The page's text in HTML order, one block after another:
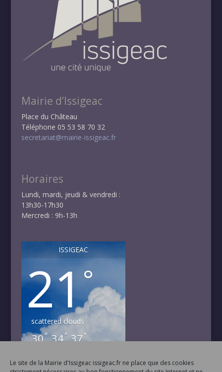
Le site de la Mairie d'Issigeac issigeac.fr ne place que des cookies
Mairie d’Issigeac
Place du Château
Téléphone 05 53 58 70 32
secretariat@mairie-issigeac.fr
Horaires
Lundi, mardi, jeudi & vendredi :
13h30-17h30
Mercredi : 9h-13h
ISSIGEAC
21°
scattered clouds
30° 34 ° 37°
DIM LUN